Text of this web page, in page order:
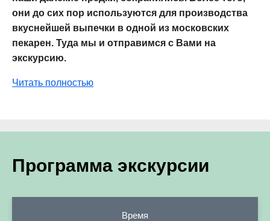
они до сих пор используются для производства
вкуснейшей выпечки в одной из московских
пекарен. Туда мы и отправимся с Вами на
экскурсию.
Читать полностью
Программа экскурсии
Время